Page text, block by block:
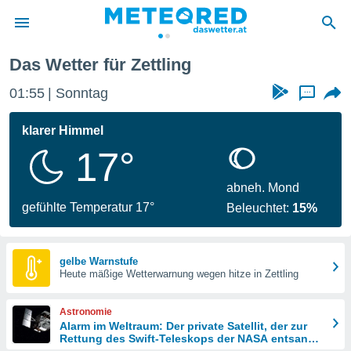
wurde
dass
sind.
diese
Das Wetter für Zettling
01:55 Sonntag ...
klarer Himmel
17°
gefühlte Temperatur 17°
abneh. Mond
Beleuchtet: 15%
gelbe Warnstufe
Heute mäßige Wetterwarnung wegen hitze in Zettling
Astronomie
Alarm im Weltraum: Der private Satellit, der zur
Rettung des Swift-Teleskops der NASA entsandt